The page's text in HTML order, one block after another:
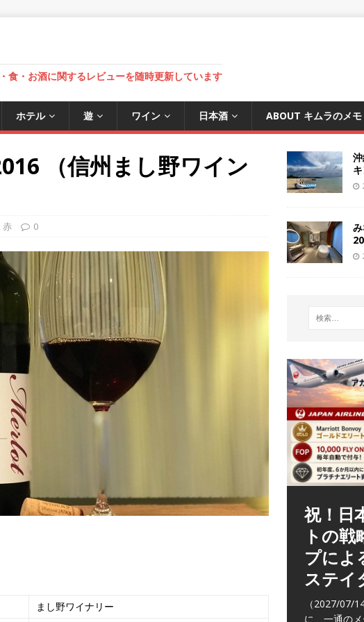
食・お酒に関するレビューを随時更新しています
ホテル 遊 ワイン 日本酒 ABOUT キムラのメモ
（信州まし野ワイン
赤 0
まし野ワイナリー
ラウン
(2026/
（2026/06/
に那覇を訪
ウンジ
[…]